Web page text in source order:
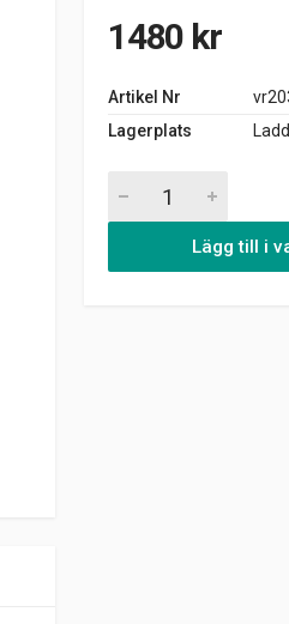
1480 kr
Artikel Nr
Lagerplats
Lägg till i